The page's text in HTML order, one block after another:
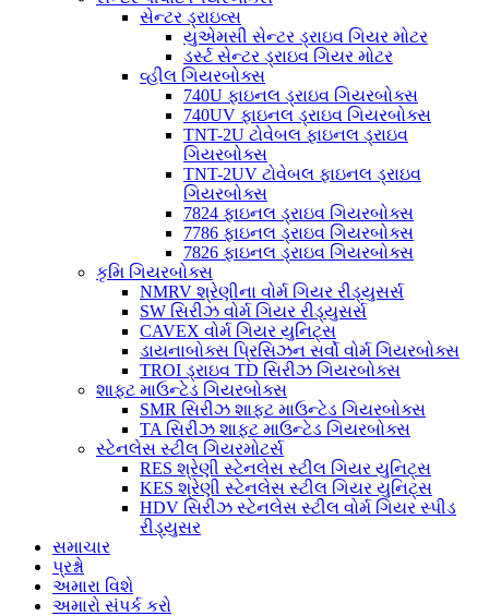
સેન્ટર ડ્રાઇવ્સ
યુએમસી સેન્ટર ડ્રાઇવ ગિયર મોટર
ડર્સ્ટ સેન્ટર ડ્રાઇવ ગિયર મોટર
વ્હીલ ગિયરબોક્સ
740U ફાઇનલ ડ્રાઇવ ગિયરબોક્સ
740UV ફાઇનલ ડ્રાઇવ ગિયરબોક્સ
TNT-2U ટોવેબલ ફાઇનલ ડ્રાઇવ
ગિયરબોક્સ
TNT-2UV ટોવેબલ ફાઇનલ ડ્રાઇવ
ગિયરબોક્સ
7824 ફાઇનલ ડ્રાઇવ ગિયરબોક્સ
7786 ફાઇનલ ડ્રાઇવ ગિયરબોક્સ
7826 ફાઇનલ ડ્રાઇવ ગિયરબોક્સ
કૃમિ ગિયરબોક્સ
NMRV શ્રેણીના વોર્મ ગિયર રીડ્યુસર્સ
SW સિરીઝ વોર્મ ગિયર રીડ્યુસર્સ
CAVEX વોર્મ ગિયર યુનિટ્સ
ડાયનાબોક્સ પ્રિસિઝન સર્વો વોર્મ ગિયરબોક્સ
TROI ડ્રાઇવ TD સિરીઝ ગિયરબોક્સ
શાફ્ટ માઉન્ટેડ ગિયરબોક્સ
SMR સિરીઝ શાફ્ટ માઉન્ટેડ ગિયરબોક્સ
TA સિરીઝ શાફ્ટ માઉન્ટેડ ગિયરબોક્સ
સ્ટેનલેસ સ્ટીલ ગિયરમોટર્સ
RES શ્રેણી સ્ટેનલેસ સ્ટીલ ગિયર યુનિટ્સ
KES શ્રેણી સ્ટેનલેસ સ્ટીલ ગિયર યુનિટ્સ
HDV સિરીઝ સ્ટેનલેસ સ્ટીલ વોર્મ ગિયર સ્પીડ
રીડ્યુસર
સમાચાર
પ્રશ્નો
અમારા વિશે
અમારો સંપર્ક કરો